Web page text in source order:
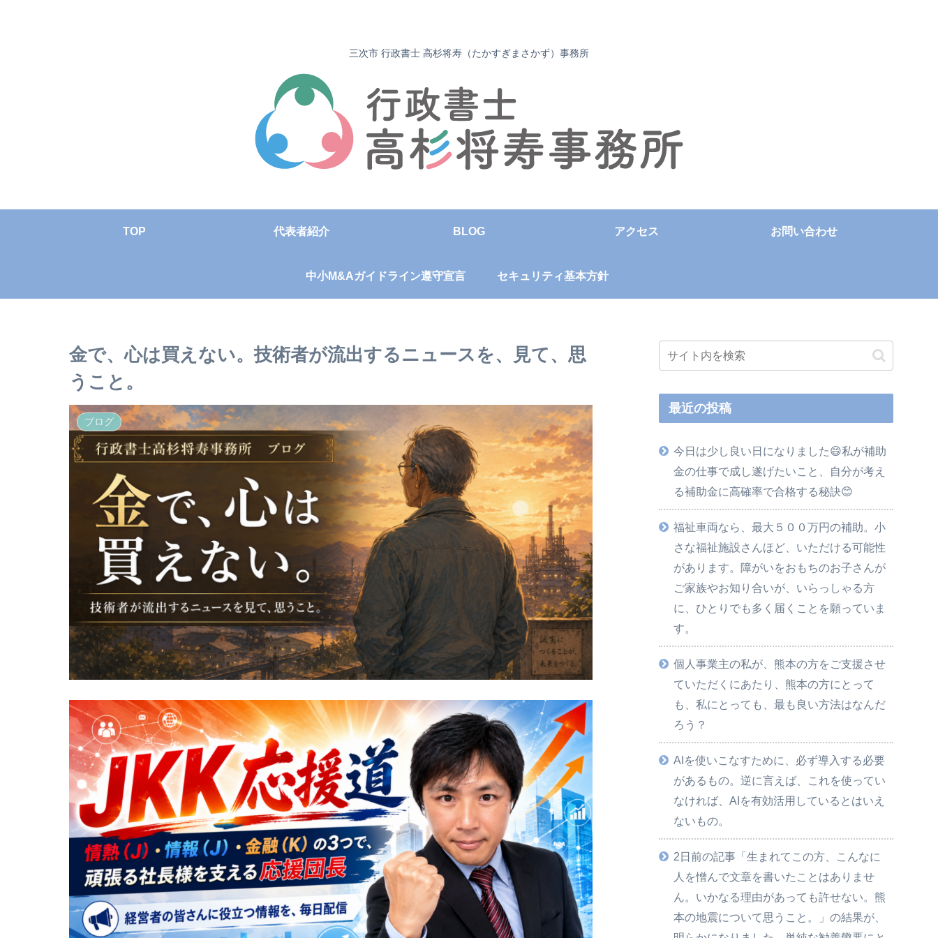
三次市 行政書士 高杉将寿（たかすぎまさかず）事務所
TOP 代表者紹介 BLOG アクセス お問い合わせ
中小M&Aガイドライン遵守宣言 セキュリティ基本方針
金で、心は買えない。技術者が流出するニュースを、見て、思
うこと。
ブログ
最近の投稿
今日は少し良い日になりました😄私が補助
金の仕事で成し遂げたいこと、自分が考え
る補助金に高確率で合格する秘訣😊
福祉車両なら、最大５００万円の補助。小
さな福祉施設さんほど、いただける可能性
があります。障がいをおもちのお子さんが
ご家族やお知り合いが、いらっしゃる方
に、ひとりでも多く届くことを願っていま
す。
個人事業主の私が、熊本の方をご支援させ
ていただくにあたり、熊本の方にとって
も、私にとっても、最も良い方法はなんだ
ろう？
AIを使いこなすために、必ず導入する必要
があるもの。逆に言えば、これを使ってい
なければ、AIを有効活用しているとはいえ
ないもの。
2日前の記事「生まれてこの方、こんなに
人を憎んで文章を書いたことはありませ
ん。いかなる理由があっても許せない。熊
本の地震について思うこと。」の結果が、